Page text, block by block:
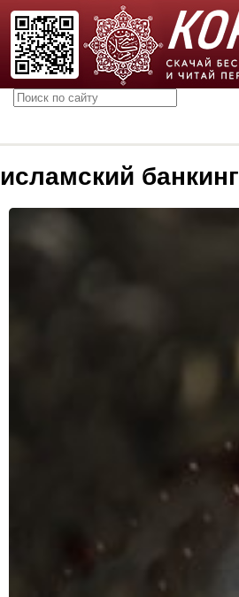
исламский банкинг